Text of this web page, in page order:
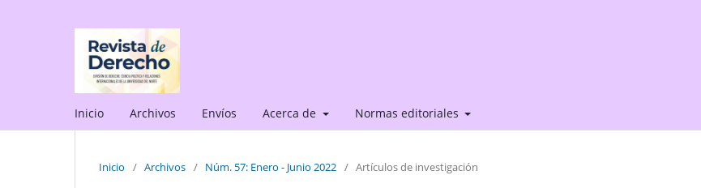
Inicio Archivos Envíos Acerca de Normas editoriales
Inicio / Archivos / Núm. 57: Enero - Junio 2022 / Artículos de investigación